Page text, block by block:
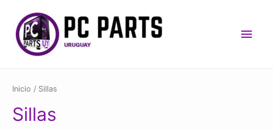
Inicio / Sillas
Sillas